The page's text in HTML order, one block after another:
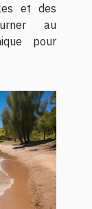
et des
au
pour